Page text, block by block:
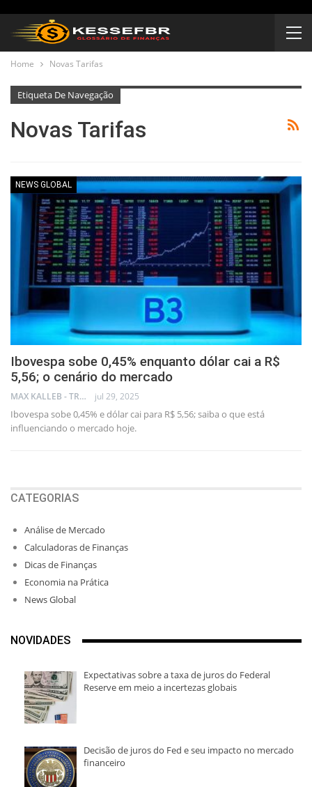
Home Novas Tarifas
Etiqueta De Navegação
Novas Tarifas
NEWS GLOBAL
Ibovespa sobe 0,45% enquanto dólar cai a R$
5,56; o cenário do mercado
MAX KALLEB - TRADER jul 29, 2025
Ibovespa sobe 0,45% e dólar cai para R$ 5,56; saiba o que está
influenciando o mercado hoje.
CATEGORIAS
Análise de Mercado
Calculadoras de Finanças
Dicas de Finanças
Economia na Prática
News Global
NOVIDADES
Expectativas sobre a taxa de juros do Federal
Reserve em meio a incertezas globais
Decisão de juros do Fed e seu impacto no mercado
financeiro